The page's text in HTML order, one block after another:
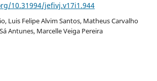
10.31994/jefivj.v17i1.944
Luis Felipe Alvim Santos, Matheus Carvalho
Antunes, Marcelle Veiga Pereira